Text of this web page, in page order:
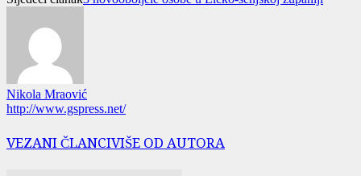
Nikola Mraović
http://www.gspress.net/
VEZANI ČLANCIVIŠE OD AUTORA